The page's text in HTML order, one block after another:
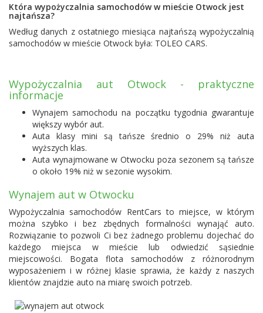
Która wypożyczalnia samochodów w mieście Otwock jest
najtańsza?
Według danych z ostatniego miesiąca najtańszą wypożyczalnią
samochodów w mieście Otwock była: TOLEO CARS.
Wypożyczalnia aut Otwock - praktyczne
informacje
Wynajem samochodu na początku tygodnia gwarantuje
większy wybór aut.
Auta klasy mini są tańsze średnio o 29% niż auta
wyższych klas.
Auta wynajmowane w Otwocku poza sezonem są tańsze
o około 19% niż w sezonie wysokim.
Wynajem aut w Otwocku
Wypożyczalnia samochodów RentCars to miejsce, w którym
można szybko i bez zbędnych formalności wynająć auto.
Rozwiązanie to pozwoli Ci bez żadnego problemu dojechać do
każdego miejsca w mieście lub odwiedzić sąsiednie
miejscowości. Bogata flota samochodów z różnorodnym
wyposażeniem i w różnej klasie sprawia, że każdy z naszych
klientów znajdzie auto na miarę swoich potrzeb.